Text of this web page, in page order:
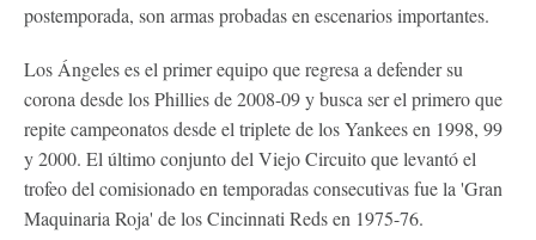
postemporada, son armas probadas en escenarios importantes.
Los Ángeles es el primer equipo que regresa a defender su
corona desde los Phillies de 2008-09 y busca ser el primero que
repite campeonatos desde el triplete de los Yankees en 1998, 99
y 2000. El último conjunto del Viejo Circuito que levantó el
trofeo del comisionado en temporadas consecutivas fue la 'Gran
Maquinaria Roja' de los Cincinnati Reds en 1975-76.